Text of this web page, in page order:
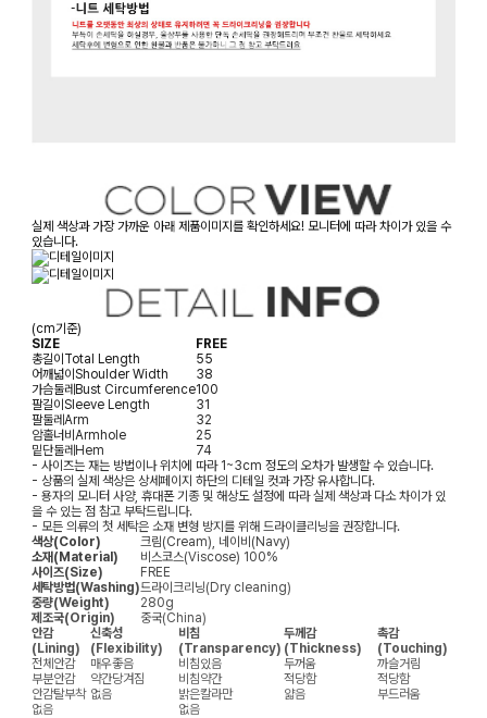
실제 색상과 가장 가까운 아래 제품이미지를 확인하세요! 모니터에 따라 차이가 있을 수
있습니다.
(cm기준)
SIZE
FREE
총길이 Total Length
55
어깨넓이 Shoulder Width
38
가슴둘레 Bust Circumference100
팔길이 Sleeve Length
31
팔둘레 Arm
32
암홀너비 Armhole
25
밑단둘레 Hem
74
- 사이즈는 재는 방법이나 위치에 따라 1~3cm 정도의 오차가 발생할 수 있습니다.
- 상품의 실제 색상은 상세페이지 하단의 디테일 컷과 가장 유사합니다.
- 용자의 모니터 사양, 휴대폰 기종 및 해상도 설정에 따라 실제 색상과 다소 차이가 있
을 수 있는 점 참고 부탁드립니다.
- 모든 의류의 첫 세탁은 소재 변형 방지를 위해 드라이클리닝을 권장합니다.
색상(Color)
크림(Cream), 네이비(Navy)
소재(Material)
비스코스(Viscose) 100%
사이즈(Size)
FREE
세탁방법(Washing)드라이크리닝(Dry cleaning)
중량(Weight)
280g
제조국(Origin)
중국(China)
안감
(Lining)
신축성
(Flexibility)
비침
(Transparency)
두께감
(Thickness)
촉감
(Touching)
전체안감
매우좋음 비침있음 두꺼움
까슬거림
부분안감
약간당겨짐 비침약간 적당함
적당함
안감탈부착 없음 밝은칼라만 얇음
부드러움
없음
없음